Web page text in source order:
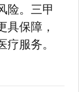
险。三甲
具保障，
服务。